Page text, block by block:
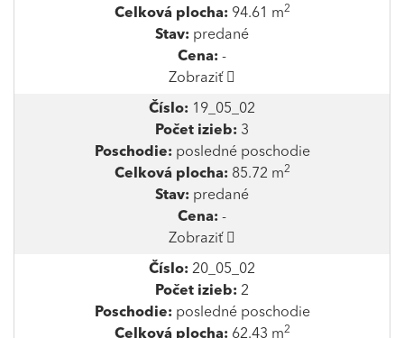
Celková plocha: 94.61 m2
Stav: predané
Cena: -
Zobraziť
Číslo: 19_05_02
Počet izieb: 3
Poschodie:posledné poschodie
Celková plocha: 85.72 m2
Stav: predané
Cena: -
Zobraziť
Číslo: 20_05_02
Počet izieb: 2
Poschodie:posledné poschodie
Celková plocha: 62.43 m2